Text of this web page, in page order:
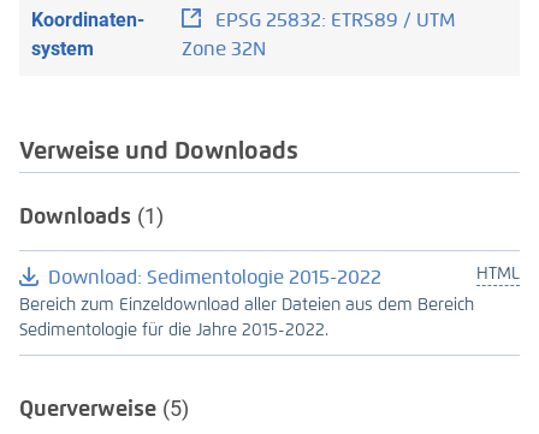
Koordinaten­
system
EPSG 25832: ETRS89 / UTM
Zone 32N
Verweise und Downloads
Downloads (1)
HTML
Download: Sedimentologie 2015-2022
Bereich zum Einzeldownload aller Dateien aus dem Bereich
Sedimentologie für die Jahre 2015-2022.
Querverweise (5)